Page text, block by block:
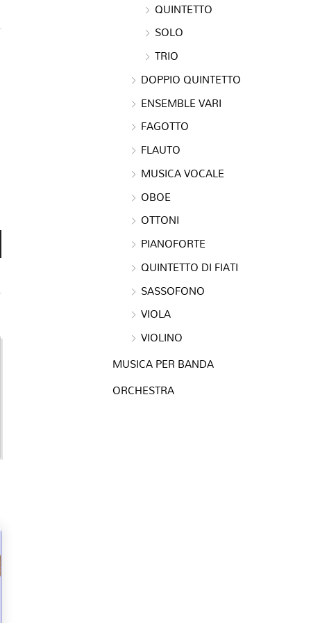
QUINTETTO
SOLO
TRIO
DOPPIO QUINTETTO
ENSEMBLE VARI
FAGOTTO
FLAUTO
MUSICA VOCALE
OBOE
OTTONI
PIANOFORTE
QUINTETTO DI FIATI
SASSOFONO
VIOLA
VIOLINO
MUSICA PER BANDA
ORCHESTRA